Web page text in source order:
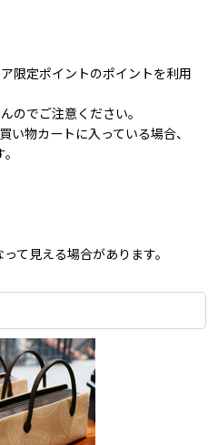
限定ポイントのポイントを利用
のでご注意ください。
い物カートに入っている場合、
て見える場合があります。